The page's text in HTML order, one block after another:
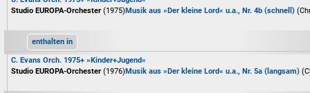
Studio EUROPA-Orchester (1975)Musik aus »Der kleine Lord« u.a., Nr. 4b (schnell)
enthalten in
C. Evans Orch. 1975+ »Kinder+Jugend«
Studio EUROPA-Orchester (1976)Musik aus »Der kleine Lord« u.a., Nr. 5a (langsam)